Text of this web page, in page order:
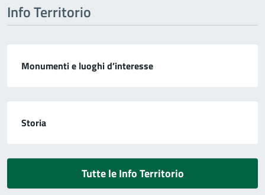
Info Territorio
Monumenti e luoghi d’interesse
Storia
Tutte le Info Territorio